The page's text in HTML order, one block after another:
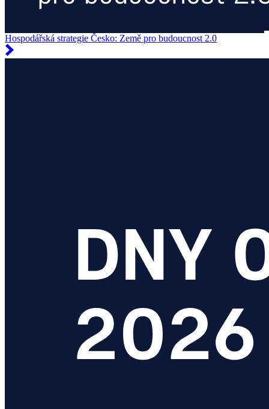
Hospodářská strategie Česko: Země pro budoucnost 2.0